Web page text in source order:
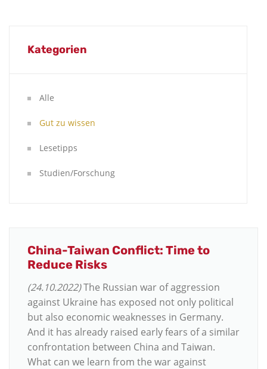
Kategorien
Alle
Gut zu wissen
Lesetipps
Studien/Forschung
China-Taiwan Conflict: Time to
Reduce Risks
(24.10.2022)The Russian war of aggression
against Ukraine has exposed not only political
but also economic weaknesses in Germany.
And it has already raised early fears of a similar
confrontation between China and Taiwan.
What can we learn from the war against